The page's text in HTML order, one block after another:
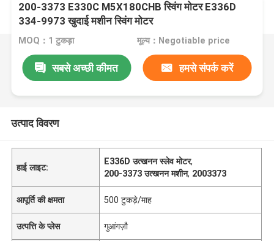
200-3373 E330C M5X180CHB स्विंग मोटर E336D
334-9973 खुदाई मशीन स्विंग मोटर
MOQ：1 टुकड़ा मूल्य：Negotiable price
सबसे अच्छी कीमत हमसे संपर्क करें
उत्पाद विवरण
हाई लाइट:
E336D उत्खनन स्लेव मोटर,
200-3373 उत्खनन मशीन, 2003373
आपूर्ति की क्षमता 500 टुकड़े/माह
उत्पत्ति के प्लेस गुआंगज़ौ